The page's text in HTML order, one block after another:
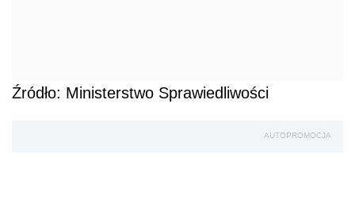
Źródło: Ministerstwo Sprawiedliwości
AUTOPROMOCJA